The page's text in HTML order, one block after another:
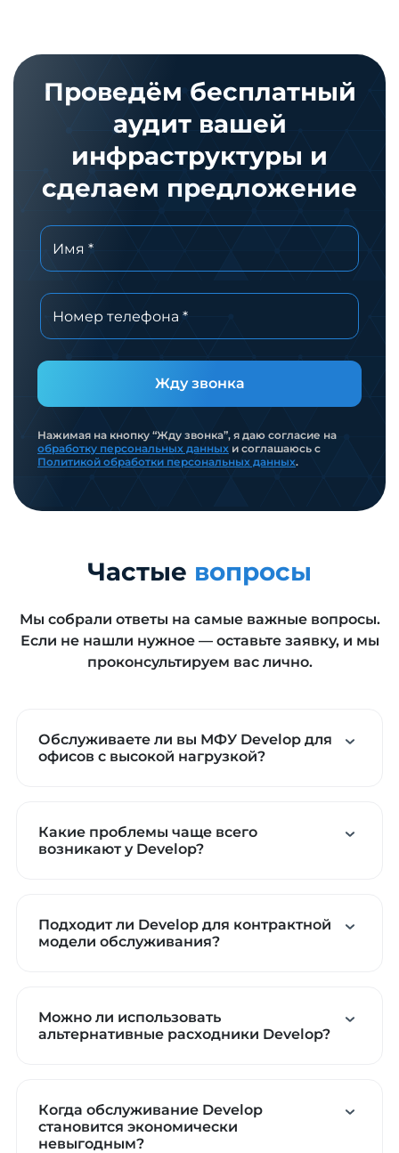
Проведём бесплатный
аудит вашей
инфраструктуры и
сделаем предложение
Жду звонка
Нажимая на кнопку “Жду звонка”, я даю согласие на
обработку персональных данных и соглашаюсь с
Политикой обработки персональных данных.
Частые вопросы
Мы собрали ответы на самые важные вопросы.
Если не нашли нужное — оставьте заявку, и мы
проконсультируем вас лично.
Обслуживаете ли вы МФУ Develop для
офисов с высокой нагрузкой?
Какие проблемы чаще всего
возникают у Develop?
Подходит ли Develop для контрактной
модели обслуживания?
Можно ли использовать
альтернативные расходники Develop?
Когда обслуживание Develop
становится экономически
невыгодным?